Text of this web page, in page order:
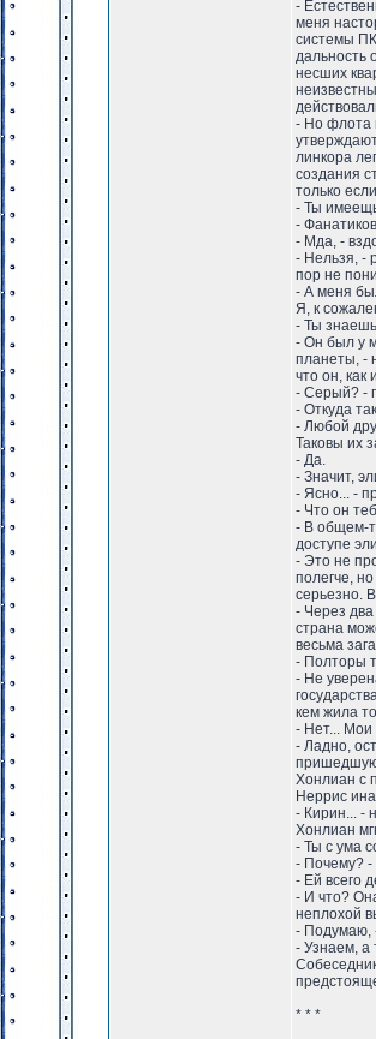
-
меня
системы
дальность
несших
- Но флота
линкора
создания
только
- Ты
-
- Мда, -
- Нельзя, -
пор не
- А меня
Я, к
- Ты
- Он был у
планеты, -
что он,
- Серый? -
- Откуда
- Любой
Таковы их
- Да.
- Значит,
- Ясно... -
- Что он
- В общем-
доступе
- Это не
полегче,
серьезно.
- Через
страна
весьма
- Полторы
- Не
кем жила
- Нет... Мои
- Ладно,
пришедшую
Хонлиан с
Неррис
- Кирин... -
Хонлиан
- Ты с ума
- Почему? -
- Ей всего
- И что?
неплохой
- Подумаю,
- Узнаем, а
* * *